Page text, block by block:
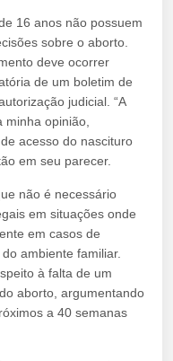
16 anos não possuem
sobre o aborto.
deve ocorrer
de um boletim de
judicial. “A
opinião,
acesso do nascituro
em seu parecer.
não é necessário
em situações onde
em casos de
ambiente familiar.
à falta de um
aborto, argumentando
a 40 semanas